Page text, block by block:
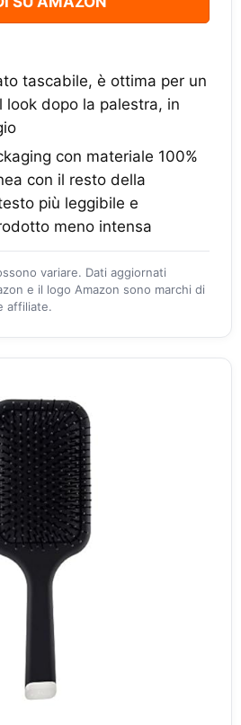
tascabile, è ottima per un
look dopo la palestra, in
con materiale 100%
con il resto della
più leggibile e
meno intensa
variare. Dati aggiornati
e il logo Amazon sono marchi di
affiliate.